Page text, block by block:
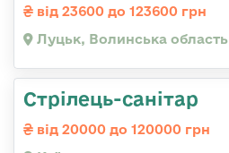
від 23600 до 123600 грн
Луцьк, Волинська область
Стрілець-санітар
від 20000 до 120000 грн